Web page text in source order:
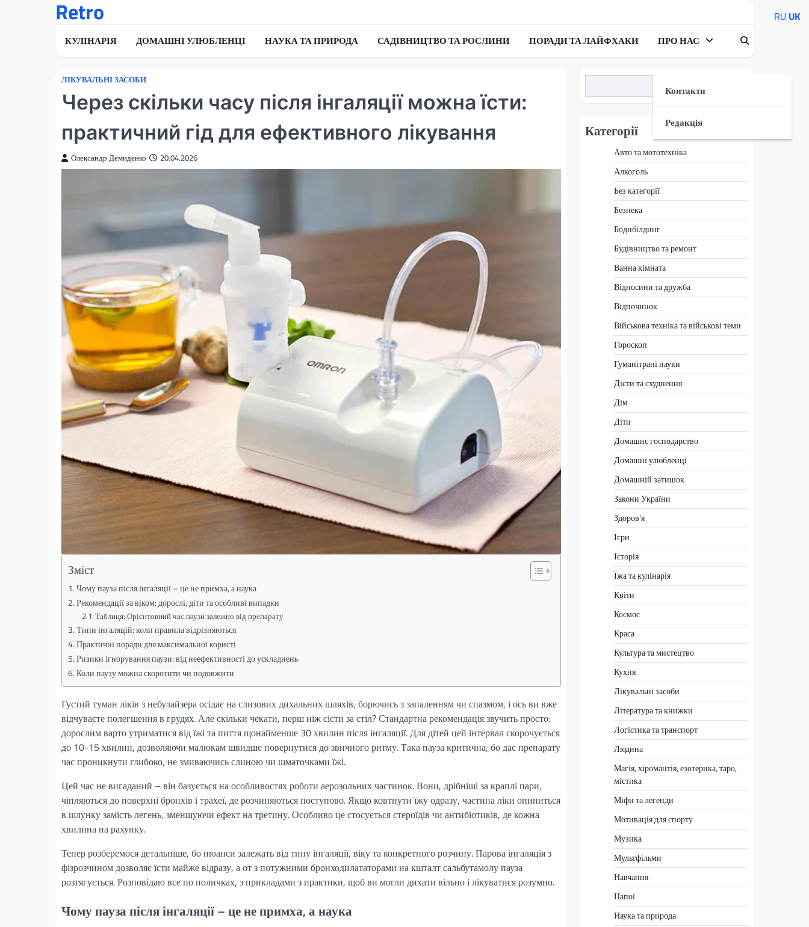
Retro
КУЛІНАРІЯ ДОМАШНІ УЛЮБЛЕНЦІ НАУКА ТА ПРИРОДА САДІВНИЦТВО ТА РОСЛИНИ ПОРАДИ ТА ЛАЙФХАКИ ПРО НАС
Контакти
Редакція
ЛІКУВАЛЬНІ ЗАСОБИ
Через скільки часу після інгаляції можна їсти:
практичний гід для ефективного лікування
Олександр Демиденко 20.04.2026
Зміст
Чому пауза після інгаляції – це не примха, а наука
Рекомендації за віком: дорослі, діти та особливі випадки
Таблиця: Орієнтовний час паузи залежно від препарату
Типи інгаляцій: коли правила відрізняються
Практичні поради для максимальної користі
Ризики ігнорування паузи: від неефективності до ускладнень
Коли паузу можна скоротити чи подовжити
Густий туман ліків з небулайзера осідає на слизових дихальних шляхів, борючись з запаленням чи спазмом, і ось ви вже
відчуваєте полегшення в грудях. Але скільки чекати, перш ніж сісти за стіл? Стандартна рекомендація звучить просто:
дорослим варто утриматися від їжі та пиття щонайменше 30 хвилин після інгаляції. Для дітей цей інтервал скорочується
до 10-15 хвилин, дозволяючи малюкам швидше повернутися до звичного ритму. Така пауза критична, бо дає препарату
час проникнути глибоко, не змиваючись слиною чи шматочками їжі.
Цей час не вигаданий – він базується на особливостях роботи аерозольних частинок. Вони, дрібніші за краплі пари,
чіпляються до поверхні бронхів і трахеї, де розчиняються поступово. Якщо ковтнути їжу одразу, частина ліки опиниться
в шлунку замість легень, зменшуючи ефект на третину. Особливо це стосується стероїдів чи антибіотиків, де кожна
хвилина на рахунку.
Тепер розберемося детальніше, бо нюанси залежать від типу інгаляції, віку та конкретного розчину. Парова інгаляція з
фізрозчином дозволяє їсти майже відразу, а от з потужними бронходилататорами на кшталт сальбутамолу пауза
розтягується. Розповідаю все по поличках, з прикладами з практики, щоб ви могли дихати вільно і лікуватися розумно.
Чому пауза після інгаляції – це не примха, а наука
Категорії
Авто та мототехніка
Алкоголь
Без категорії
Безпека
Бодибілдинг
Будівництво та ремонт
Ванна кімната
Відносини та дружба
Відпочинок
Військова техніка та військові теми
Гороскоп
Гуманітрані науки
Дієти та схуднення
Дім
Діти
Домашнє господарство
Домашні улюбленці
Домашній затишок
Закони України
Здоров'я
Ігри
Історія
Їжа та кулінарія
Квіти
Космос
Краса
Культура та мистецтво
Кухня
Лікувальні засоби
Література та книжки
Логістика та транспорт
Людина
Магія, хіромантія, езотерика, таро,
містика
Міфи та легенди
Мотивація для спорту
Музика
Мультфільми
Навчання
Напої
Наука та природа
RU UK